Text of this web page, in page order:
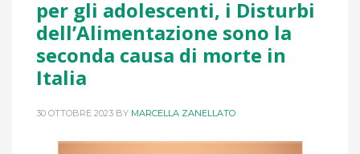
per gli adolescenti, i Disturbi
dell’Alimentazione sono la
seconda causa di morte in
Italia
30 OTTOBRE 2023 BY MARCELLA ZANELLATO